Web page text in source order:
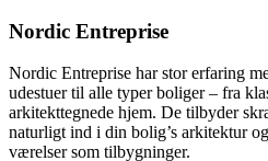
Nordic Entreprise
Nordic Entreprise har stor erfaring
udestuer til alle typer boliger – fra
arkitekttegnede hjem. De tilbyder
naturligt ind i din bolig’s arkitektur
værelser som tilbygninger.